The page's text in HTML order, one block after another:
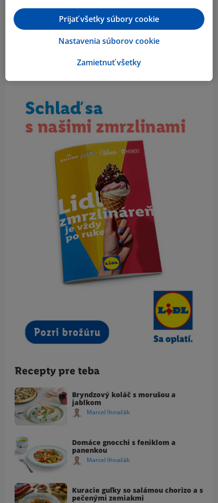
Recepty pre teba
Bryndzový koláč s morušou a
jablkom
Marcel Ihnačák
Domáce gnocchi s feniklom a
panenkou
Marcel Ihnačák
Kuracie guľky so salámou chorizo a s
pečenými zemiakmi
Zamietnuť všetky
Nastavenia súborov cookie
Prijať všetky súbory cookie